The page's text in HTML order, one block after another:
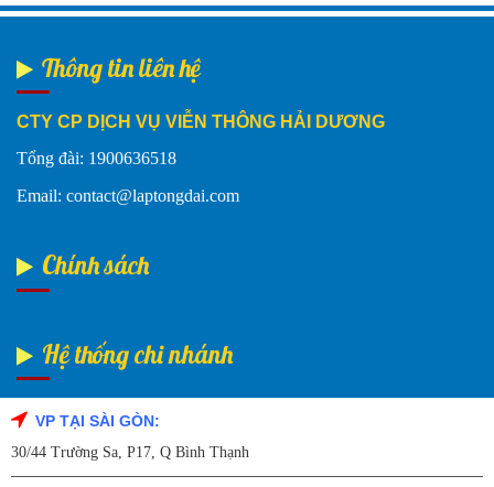
Thông tin liên hệ
CTY CP DỊCH VỤ VIỄN THÔNG HẢI DƯƠNG
Tổng đài: 1900636518
Email: contact@laptongdai.com
Chính sách
Hệ thống chi nhánh
VP TẠI SÀI GÒN:
30/44 Trường Sa, P17, Q Bình Thạnh
Fanpage Facebook